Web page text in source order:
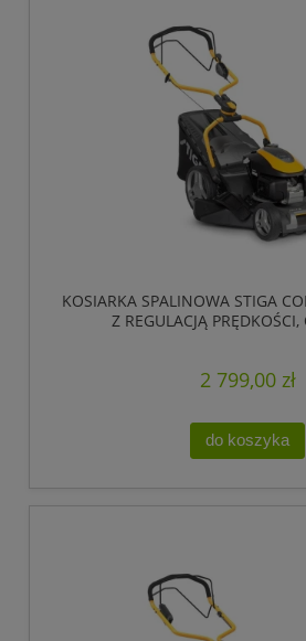
KOSIARKA SPALINOWA STIGA
Z REGULACJĄ
2 799,00 zł
do koszyka